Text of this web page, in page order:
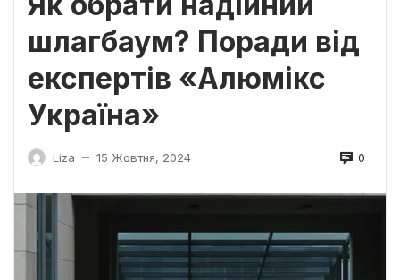
шлагбаум? Поради від
експертів «Алюмікс
Україна»
Liza — 15 Жовтня, 2024 0